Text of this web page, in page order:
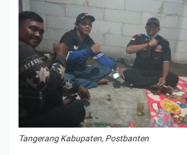
Tangerang Kabupaten, Postbanten